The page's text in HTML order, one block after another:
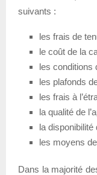
suivants :
les frais de
le coût de la
les conditions
les plafonds
les frais à
la qualité de
la
les moyens
Dans la majorité